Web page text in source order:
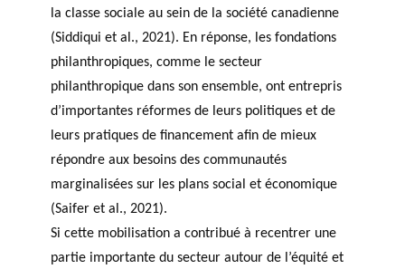
FORMATIONS EN
PHILANTHROPIE
BASE DE DONNÉES
Accomp
agneme
Partena
rs et de
recherc
he
Faire une
la classe sociale au sein de la société canadienne
(Siddiqui et al., 2021). En réponse, les fondations
philanthropiques, comme le secteur
philanthropique dans son ensemble, ont entrepris
d’importantes réformes de leurs politiques et de
leurs pratiques de financement afin de mieux
répondre aux besoins des communautés
marginalisées sur les plans social et économique
(Saifer et al., 2021).
Si cette mobilisation a contribué à recentrer une
partie importante du secteur autour de l’équité et